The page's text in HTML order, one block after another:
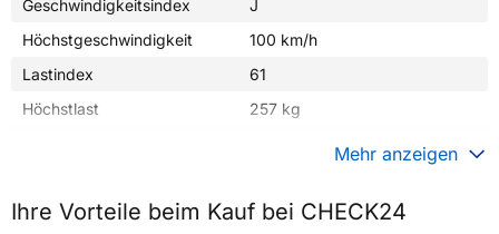
Geschwindigkeitsindex
J
Höchstgeschwindigkeit
100 km/h
Lastindex
61
Höchstlast
257 kg
Fahrzeugtyp
Motorrad
Mehr anzeigen
Ihre Vorteile beim Kauf bei CHECK24